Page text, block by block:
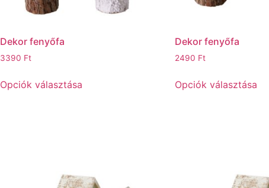
Dekor fenyőfa
3390 Ft
Opciók választása
Dekor fenyőfa
2490 Ft
Opciók választása